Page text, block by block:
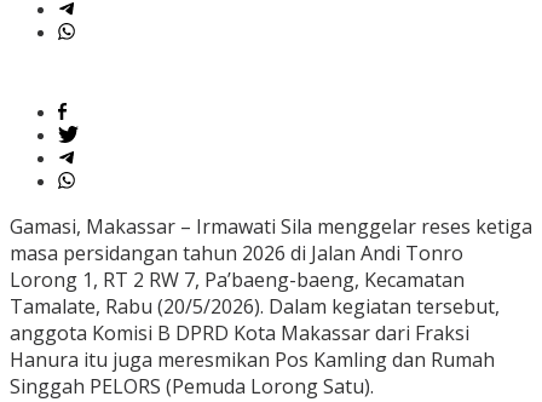
Gamasi, Makassar – Irmawati Sila menggelar reses ketiga
masa persidangan tahun 2026 di Jalan Andi Tonro
Lorong 1, RT 2 RW 7, Pa’baeng-baeng, Kecamatan
Tamalate, Rabu (20/5/2026). Dalam kegiatan tersebut,
anggota Komisi B DPRD Kota Makassar dari Fraksi
Hanura itu juga meresmikan Pos Kamling dan Rumah
Singgah PELORS (Pemuda Lorong Satu).